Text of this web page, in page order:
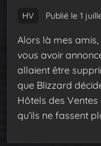
HV Publié le 1
Alors là mes amis,
vous avoir
allaient être
que Blizzard
Hôtels des
qu’ils ne fassent